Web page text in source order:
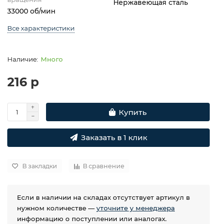
33000 об/мин
Нержавеющая сталь
Все характеристики
Много
216 р
Купить
Заказать в 1 клик
В закладки В сравнение
Если в наличии на складах отсутствует артикул в
нужном количестве —уточните у менеджера
информацию о поступлении или аналогах.